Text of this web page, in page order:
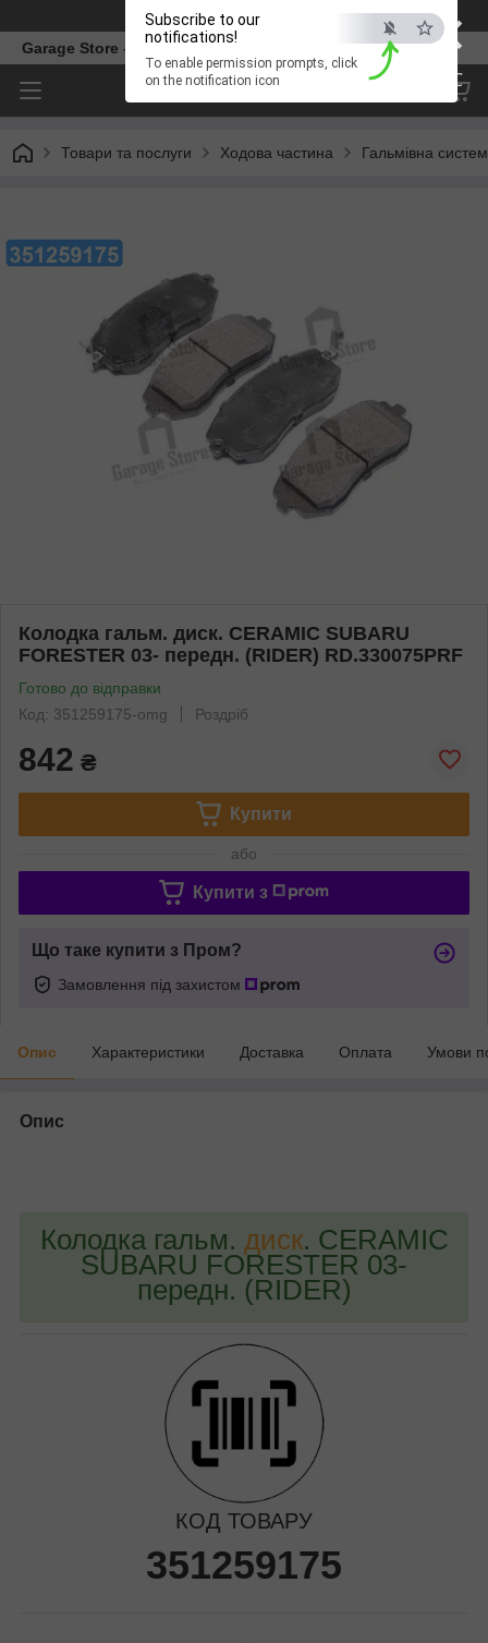
×
ESC
Subscribe to our
notifications!
To enable permission prompts, click
on the notification icon
Телефон
Garage Store – інтернет магазин автозапчастин.
Товари та послуги Ходова частина Гальмівна
Колодка гальм. диск. CERAMIC SUBARU
FORESTER 03- передн. (RIDER) RD.330075PRF
Готово до відправки
Код: 351259175-omg
Роздріб
842 ₴
Купити
або
Купити з
Що таке купити з Пром?
Замовлення під захистом
Опис Характеристики Доставка Оплата Умови
Опис
Колодка гальм. диск. CERAMIC
SUBARU FORESTER 03-
передн. (RIDER)
КОД ТОВАРУ
351259175